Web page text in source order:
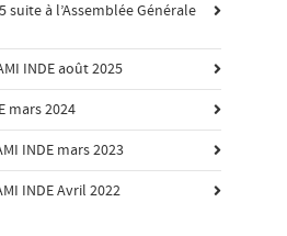
suite à l’Assemblée Générale
INDE août 2025
mars 2024
INDE mars 2023
INDE Avril 2022